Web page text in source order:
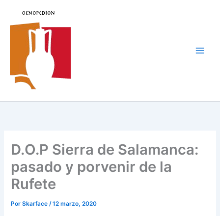
contenido
D.O.P Sierra de Salamanca:
pasado y porvenir de la
Rufete
PorSkarface/12 marzo, 2020